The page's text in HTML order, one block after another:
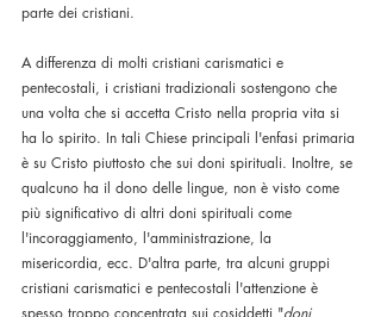
parte dei cristiani.
A differenza di molti cristiani carismatici e
pentecostali, i cristiani tradizionali sostengono che
una volta che si accetta Cristo nella propria vita si
ha lo spirito. In tali Chiese principali l'enfasi primaria
è su Cristo piuttosto che sui doni spirituali. Inoltre, se
qualcuno ha il dono delle lingue, non è visto come
più significativo di altri doni spirituali come
l'incoraggiamento, l'amministrazione, la
misericordia, ecc. D'altra parte, tra alcuni gruppi
cristiani carismatici e pentecostali l'attenzione è